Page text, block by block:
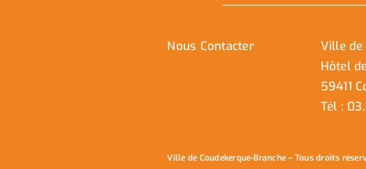
Nous Contacter
Ville de
Hôtel
59411
Tél :
Ville de Coudekerque-Branche – Tous droits